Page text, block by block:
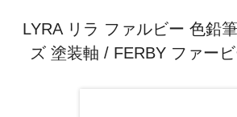
LYRA リラ ファルビー 色鉛
ズ 塗装軸 / FERBY ファー